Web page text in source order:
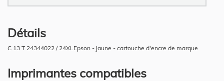
Détails
C 13 T 24344022 / 24XLEpson - jaune - cartouche d'encre de marque
Imprimantes compatibles